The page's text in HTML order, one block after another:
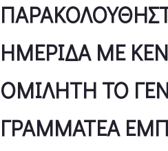
ΗΜΕΡΙΔΑ ΜΕ
ΟΜΙΛΗΤΗ ΤΟ
ΓΡΑΜΜΑΤΕΑ